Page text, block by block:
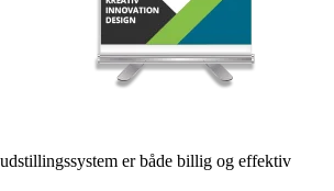
er både billig og effektiv